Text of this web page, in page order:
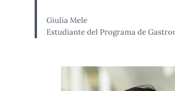
Giulia Mele
Estudiante del Programa de